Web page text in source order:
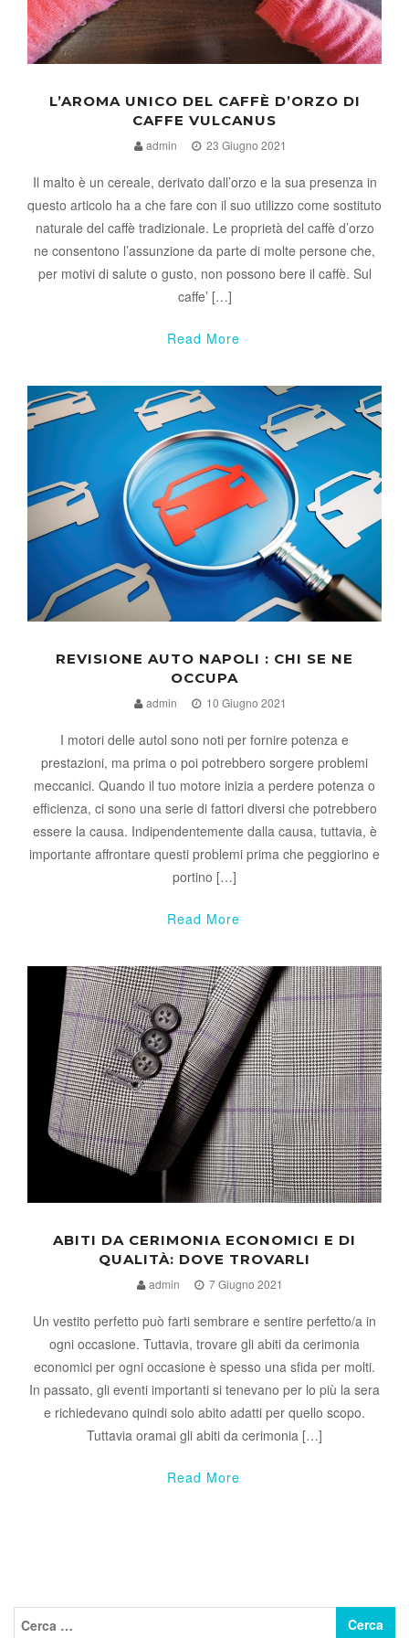
L’AROMA UNICO DEL CAFFÈ D’ORZO DI
CAFFE VULCANUS
admin 23 Giugno 2021
Il malto è un cereale, derivato dall’orzo e la sua presenza in
questo articolo ha a che fare con il suo utilizzo come sostituto
naturale del caffè tradizionale. Le proprietà del caffè d’orzo
ne consentono l’assunzione da parte di molte persone che,
per motivi di salute o gusto, non possono bere il caffè. Sul
caffe’ […]
Read More
REVISIONE AUTO NAPOLI : CHI SE NE
OCCUPA
admin 10 Giugno 2021
I motori delle autol sono noti per fornire potenza e
prestazioni, ma prima o poi potrebbero sorgere problemi
meccanici. Quando il tuo motore inizia a perdere potenza o
efficienza, ci sono una serie di fattori diversi che potrebbero
essere la causa. Indipendentemente dalla causa, tuttavia, è
importante affrontare questi problemi prima che peggiorino e
portino […]
Read More
ABITI DA CERIMONIA ECONOMICI E DI
QUALITÀ: DOVE TROVARLI
admin 7 Giugno 2021
Un vestito perfetto può farti sembrare e sentire perfetto/a in
ogni occasione. Tuttavia, trovare gli abiti da cerimonia
economici per ogni occasione è spesso una sfida per molti.
In passato, gli eventi importanti si tenevano per lo più la sera
e richiedevano quindi solo abito adatti per quello scopo.
Tuttavia oramai gli abiti da cerimonia […]
Read More